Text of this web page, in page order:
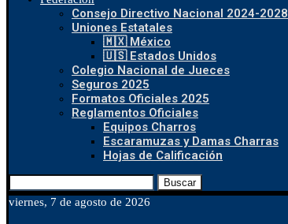
Consejo Directivo Nacional 2024-2028
Uniones Estatales
🇲🇽 México
🇺🇸 Estados Unidos
Colegio Nacional de Jueces
Seguros 2025
Formatos Oficiales 2025
Reglamentos Oficiales
Equipos Charros
Escaramuzas y Damas Charras
Hojas de Calificación
Buscar
viernes, 7 de agosto de 2026